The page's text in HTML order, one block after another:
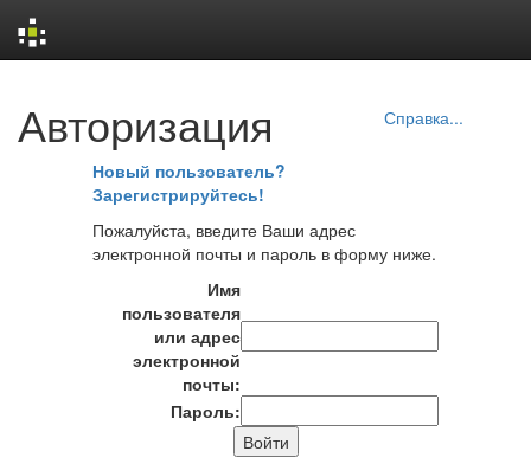
navigation
Авторизация Справка...
Новый пользователь?
Зарегистрируйтесь!
Пожалуйста, введите Ваши адрес
электронной почты и пароль в форму ниже.
Имя
пользователя
или адрес
электронной
почты:
Пароль: